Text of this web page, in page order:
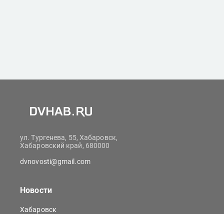
ул. Тургенева, 55, Хабаровск,
Хабаровский край, 680000
dvnovosti@gmail.com
Новости
Хабаровск